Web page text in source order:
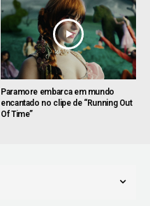
Paramore embarca em mundo
encantado no clipe de “Running Out
Of Time”